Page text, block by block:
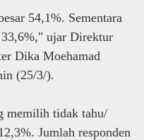
54,1%. Sementara
33,6%," ujar Direktur
Dika Moehamad
(25/3/).
memilih tidak tahu/
Jumlah responden